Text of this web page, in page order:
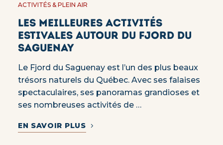
ACTIVITÉS & PLEIN AIR
Les meilleures activités
estivales autour du Fjord du
Saguenay
Le Fjord du Saguenay est l’un des plus beaux
trésors naturels du Québec. Avec ses falaises
spectaculaires, ses panoramas grandioses et
ses nombreuses activités de …
EN SAVOIR PLUS